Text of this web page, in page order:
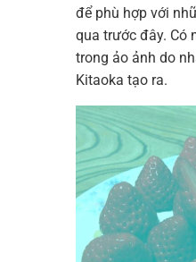
để phù hợp với
qua trước đây. Có
trong ảo ảnh do
Kitaoka tạo ra.